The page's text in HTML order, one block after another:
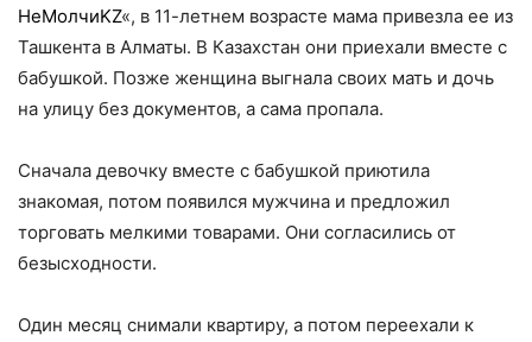
НеМолчиKZ«, в 11-летнем возрасте мама привезла ее из
Ташкента в Алматы. В Казахстан они приехали вместе с
бабушкой. Позже женщина выгнала своих мать и дочь
на улицу без документов, а сама пропала.
Сначала девочку вместе с бабушкой приютила
знакомая, потом появился мужчина и предложил
торговать мелкими товарами. Они согласились от
безысходности.
Один месяц снимали квартиру, а потом переехали к